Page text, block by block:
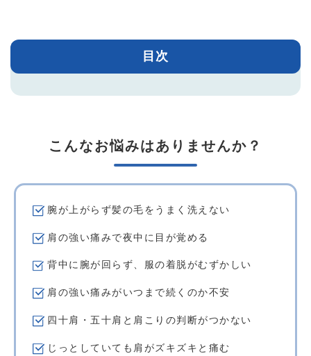
目次
こんなお悩みはありませんか？
腕が上がらず髪の毛をうまく洗えない
肩の強い痛みで夜中に目が覚める
背中に腕が回らず、服の着脱がむずかしい
肩の強い痛みがいつまで続くのか不安
四十肩・五十肩と肩こりの判断がつかない
じっとしていても肩がズキズキと痛む